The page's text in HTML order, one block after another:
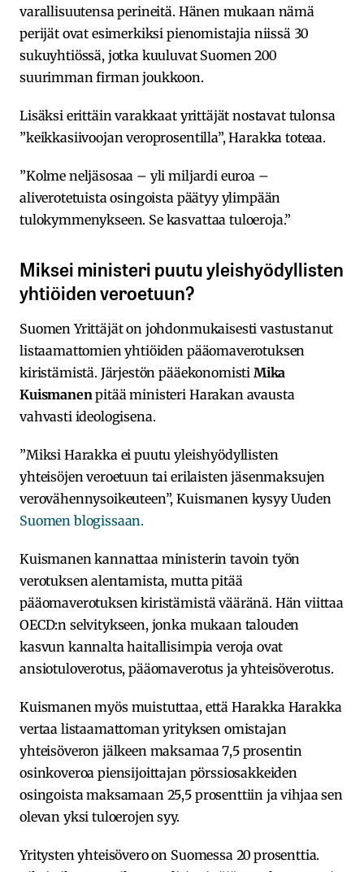
varallisuutensa perineitä. Hänen mukaan nämä
perijät ovat esimerkiksi pienomistajia niissä 30
sukuyhtiössä, jotka kuuluvat Suomen 200
suurimman firman joukkoon.
Lisäksi erittäin varakkaat yrittäjät nostavat tulonsa
”keikkasiivoojan veroprosentilla”, Harakka toteaa.
”Kolme neljäsosaa – yli miljardi euroa –
aliverotetuista osingoista päätyy ylimpään
tulokymmenykseen. Se kasvattaa tuloeroja.”
Miksei ministeri puutu yleishyödyllisten
yhtiöiden veroetuun?
Suomen Yrittäjät on johdonmukaisesti vastustanut
listaamattomien yhtiöiden pääomaverotuksen
kiristämistä. Järjestön pääekonomisti Mika
Kuismanenpitää ministeri Harakan avausta
vahvasti ideologisena.
”Miksi Harakka ei puutu yleishyödyllisten
yhteisöjen veroetuun tai erilaisten jäsenmaksujen
verovähennysoikeuteen”, Kuismanen kysyy Uuden
Suomen blogissaan.
Kuismanen kannattaa ministerin tavoin työn
verotuksen alentamista, mutta pitää
pääomaverotuksen kiristämistä vääränä. Hän viittaa
OECD:n selvitykseen, jonka mukaan talouden
kasvun kannalta haitallisimpia veroja ovat
ansiotuloverotus, pääomaverotus ja yhteisöverotus.
Kuismanen myös muistuttaa, että Harakka Harakka
vertaa listaamattoman yrityksen omistajan
yhteisöveron jälkeen maksamaa 7,5 prosentin
osinkoveroa piensijoittajan pörssiosakkeiden
osingoista maksamaan 25,5 prosenttiin ja vihjaa sen
olevan yksi tuloerojen syy.
Yritysten yhteisövero on Suomessa 20 prosenttia.